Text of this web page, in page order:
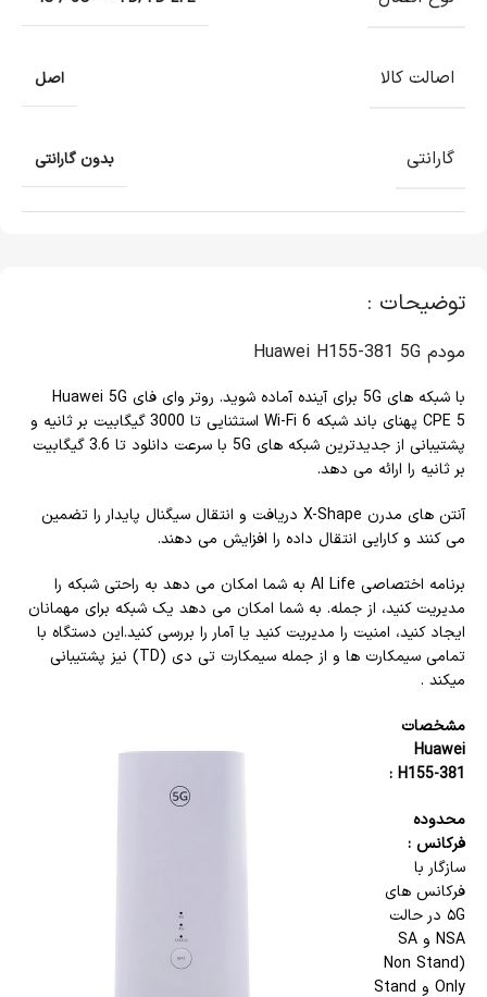
توضیحات :
مودم Huawei H155-381 5G
با شبکه های 5G برای آینده آماده شوید. روتر وای فای Huawei 5G
CPE 5 پهنای باند شبکه Wi-Fi 6 استثنایی تا 3000 گیگابیت بر ثانیه و
پشتیبانی از جدیدترین شبکه های 5G با سرعت دانلود تا 3.6 گیگابیت
بر ثانیه را ارائه می دهد.
آنتن های مدرن X-Shape دریافت و انتقال سیگنال پایدار را تضمین
می کنند و کارایی انتقال داده را افزایش می دهند.
برنامه اختصاصی AI Life به شما امکان می دهد به راحتی شبکه را
مدیریت کنید، از جمله. به شما امکان می دهد یک شبکه برای مهمانان
ایجاد کنید، امنیت را مدیریت کنید یا آمار را بررسی کنید.این دستگاه با
تمامی سیمکارت ها و از جمله سیمکارت تی دی (TD) نیز پشتیبانی
میکند .
مشخصات
Huawei
H155-381 :
محدوده
فرکانس :
سازگار با
فرکانس های
۵G در حالت
NSA و SA
(Non Stand
Only و Stand
اصالت کالا اصل
گارانتی بدون گارانتی